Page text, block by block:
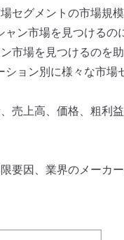
セグメントの市場規
ン市場を見つけるの
市場を見つけるのを
ョン別に様々な市場
上高、価格、粗利益
要因、業界のメーカ